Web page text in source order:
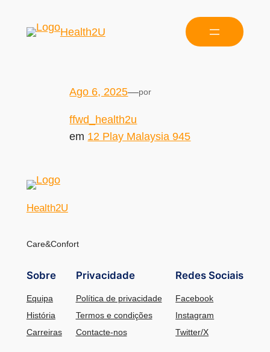
Health2U
Ago 6, 2025—por
ffwd_health2u
em 12 Play Malaysia 945
Health2U
Care&Confort
Sobre
Equipa
História
Carreiras
Privacidade
Política de privacidade
Termos e condições
Contacte-nos
Redes Sociais
Facebook
Instagram
Twitter/X